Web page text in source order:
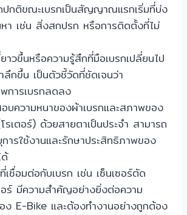
ปกติขณะเบรกเป็นสัญญาณแรกเริ่มที่บ่ง
า เช่น สิ่งสกปรก หรือการติดตั้งที่ไม่
ยาวขึ้นหรือความรู้สึกที่มือเบรกเปลี่ยนไป
ลึกขึ้น เป็นตัวชี้วัดที่ชัดเจนว่า
การเบรกลดลง
บความหนาของผ้าเบรกและสภาพของ
รเตอร์) ด้วยสายตาเป็นประจำ สามารถ
ารใช้งานและรักษาประสิทธิภาพของ
เชื่อมต่อกับเบรก เช่น เซ็นเซอร์ตัด
ร์ มีความสำคัญอย่างยิ่งต่อความ
E-Bike และต้องทำงานอย่างถูกต้อง